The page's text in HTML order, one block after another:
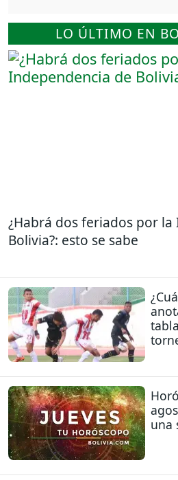
LO ÚLTIMO EN
¿Habrá dos feriados por
Bolivia?: esto se sabe
una